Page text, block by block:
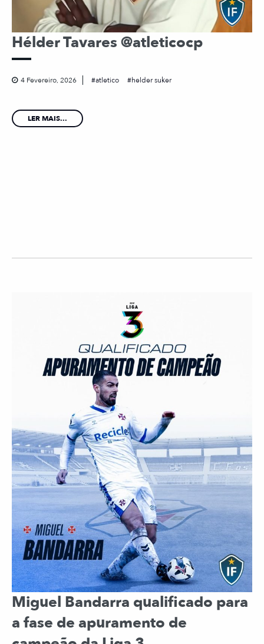
Hélder Tavares @atleticocp
4 Fevereiro, 2026 atletico helder suker
LER MAIS...
Miguel Bandarra qualificado para
a fase de apuramento de